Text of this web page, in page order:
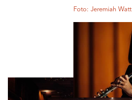
Foto: Jeremiah Watt